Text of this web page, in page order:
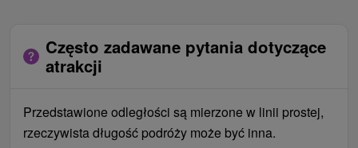
Często zadawane pytania dotyczące
atrakcji
Przedstawione odległości są mierzone w linii prostej,
rzeczywista długość podróży może być inna.